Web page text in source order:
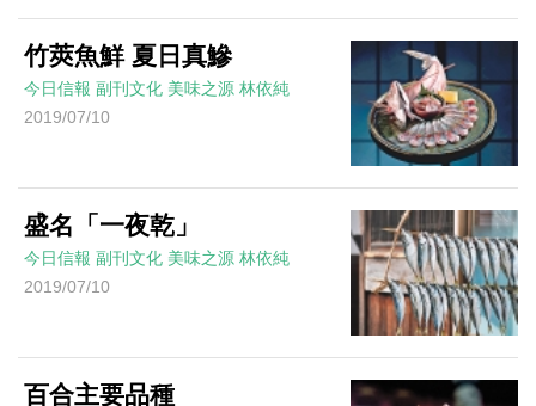
竹莢魚鮮 夏日真鰺
今日信報 副刊文化 美味之源 林依純
2019/07/10
盛名「一夜乾」
今日信報 副刊文化 美味之源 林依純
2019/07/10
百合主要品種